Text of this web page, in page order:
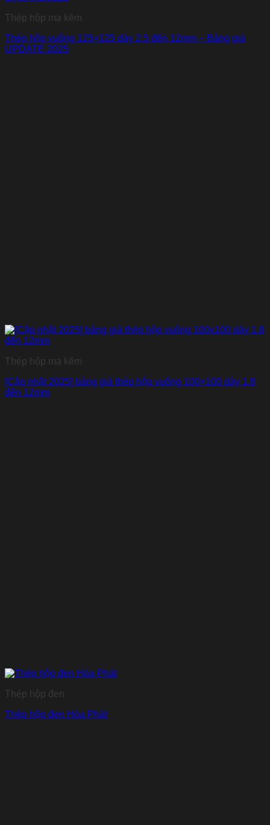
Thép hộp mạ kẽm
Thép hộp vuông 125×125 dày 2.5 đến 12mm – Bảng giá
UPDATE 2025
Thép hộp mạ kẽm
[Cập nhật 2025] bảng giá thép hộp vuông 100×100 dày 1.8
đến 12mm
Thép hộp đen
Thép hộp đen Hòa Phát